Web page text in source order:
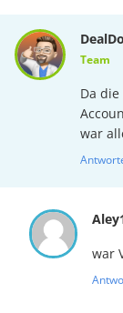
Team
Da
war
war